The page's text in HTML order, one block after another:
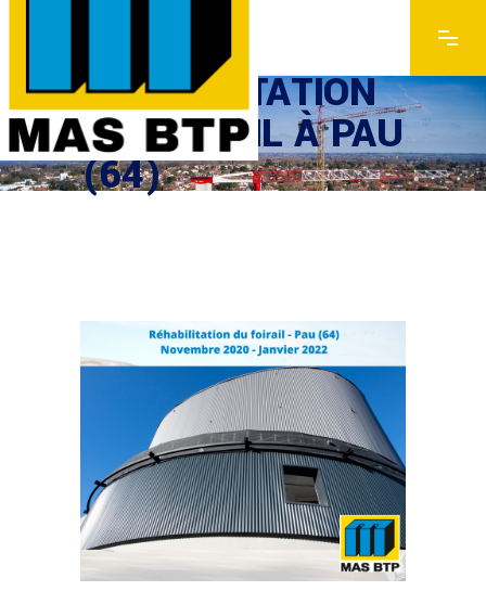
RÉHABILITATION
DU FOIRAIL À PAU
(64)